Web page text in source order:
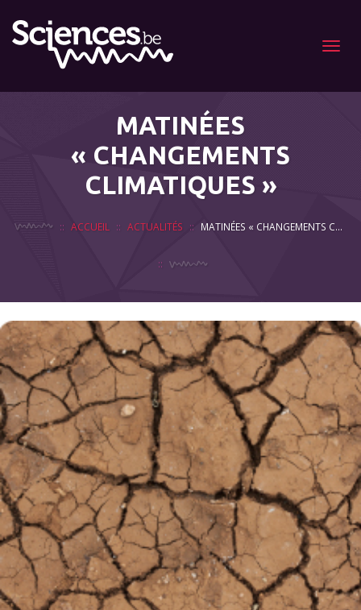
Menu
MATINÉES
« CHANGEMENTS
CLIMATIQUES »
ACCUEIL ACTUALITÉS MATINÉES « CHANGEMENTS CLIMATIQUES »